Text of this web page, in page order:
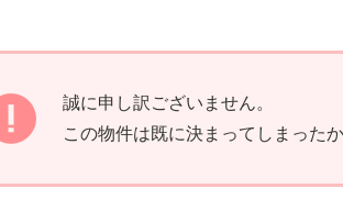
誠に申し訳ございません。
この物件は既に決まってしまった